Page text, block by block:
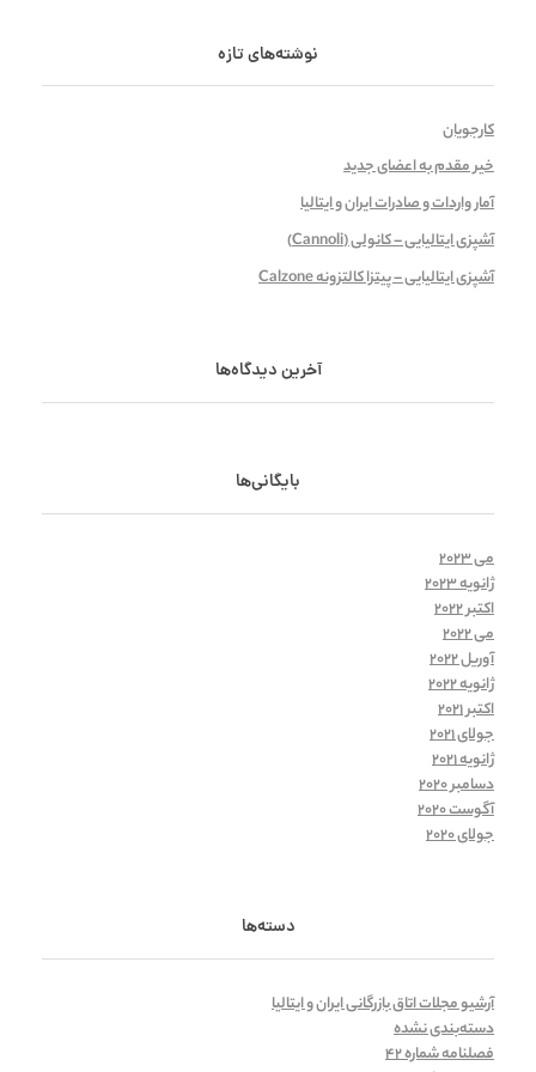
نوشته‌های تازه
کارجویان
خیر مقدم به اعضای جدید
آمار واردات و صادرات ایران و ایتالیا
آشپزی ایتالیایی – کانولی (Cannoli)
آشپزی ایتالیایی – پیتزا کالتزونه Calzone
آخرین دیدگاه‌ها
بایگانی‌ها
می 2023
ژانویه 2023
اکتبر 2022
می 2022
آوریل 2022
ژانویه 2022
اکتبر 2021
جولای 2021
ژانویه 2021
دسامبر 2020
آگوست 2020
جولای 2020
دسته‌ها
آرشیو مجلات اتاق بازرگانی ایران و ایتالیا
دسته‌بندی نشده
فصلنامه شماره 42